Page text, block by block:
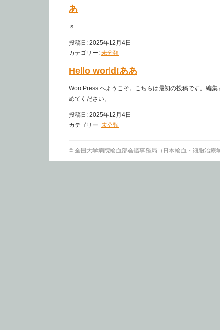
あ
ｓ
投稿日: 2025年12月4日
カテゴリー: 未分類
Hello world!ああ
WordPress へようこそ。こちらは最初の投稿です。編
めてください。
投稿日: 2025年12月4日
カテゴリー: 未分類
© 全国大学病院輸血部会議事務局（日本輸血・細胞治療